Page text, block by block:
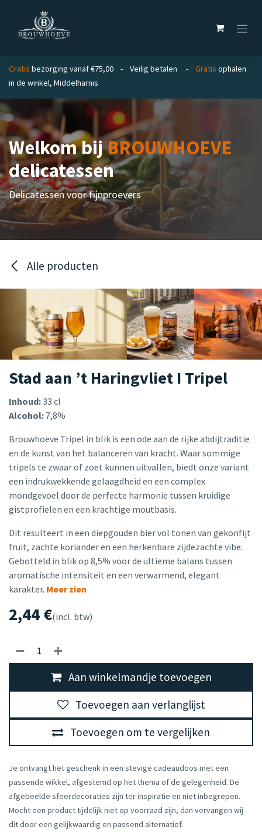
Overslaan naar inhoud
Gratis bezorging vanaf €75,00 - Veilig betalen - Gratis ophalen
in de winkel, Middelharnis
Welkom bijBROUWHOEVE
delicatessen
Delicatessen voor fijnproevers
Alle producten
Stad aan ’t Haringvliet I Tripel
Inhoud:33 cl
Alcohol: 7,8%
Brouwhoeve Tripel in blik is een ode aan de rijke abdijtraditie
en de kunst van het balanceren van kracht. Waar sommige
tripels te zwaar of zoet kunnen uitvallen, biedt onze variant
een indrukwekkende gelaagdheid en een complex
mondgevoel door de perfecte harmonie tussen kruidige
gistprofielen en een krachtige moutbasis.
Dit resulteert in een diepgouden bier vol tonen van gekonfijt
fruit, zachte koriander en een herkenbare zijdezachte vibe.
Gebotteld in blik op 8,5% voor de ultieme balans tussen
aromatische intensiteit en een verwarmend, elegant
karakter. Meer zien
2,44€(incl. btw)
Aan winkelmandje toevoegen
Toevoegen om te vergelijken
Toevoegen aan verlanglijst
Je ontvangt het geschenk in een stevige cadeaudoos met een
passende wikkel, afgestemd op het thema of de gelegenheid. De
afgebeelde sfeerdecoraties zijn ter inspiratie en niet inbegrepen.
Mocht een product tijdelijk niet op voorraad zijn, dan vervangen wij
dit door een gelijkwaardig en passend alternatief.